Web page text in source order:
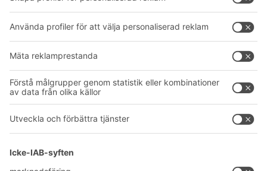
Våra tjänster
Företag
Vårt globala nätverk
Våra produktionsanläggningar
Följ oss
BIT O
YOUR LIFE.